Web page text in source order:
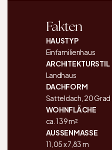
Fakten
HAUSTYP
Einfamilienhaus
ARCHITEKTURSTIL
Landhaus
DACHFORM
Satteldach, 20 Grad
WOHNFLÄCHE
ca. 139 m²
AUSSENMASSE
11,05 x 7,83 m